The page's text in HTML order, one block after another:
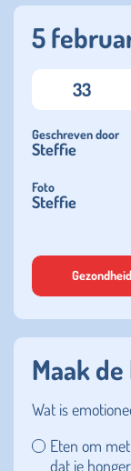
5
33
Geschreven door
Steffie
Foto
Steffie
Gezondheid
Maak
Wat is
Eten om
dat je